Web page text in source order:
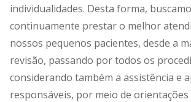
individualidades. Desta forma,
continuamente prestar o melhor
nossos pequenos pacientes, desde a
revisão, passando por todos os
considerando também a assistência e
responsáveis, por meio de